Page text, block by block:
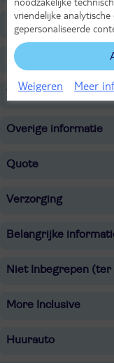
Faciliteiten
Restaurants/Bars
Voor de kinderen
Overige informatie
Quote
Verzorging
Belangrijke
Niet Inbegrepen (ter
More Inclusive
Huurauto
vriendelijke analytische
gepersonaliseerde
Weigeren Meer